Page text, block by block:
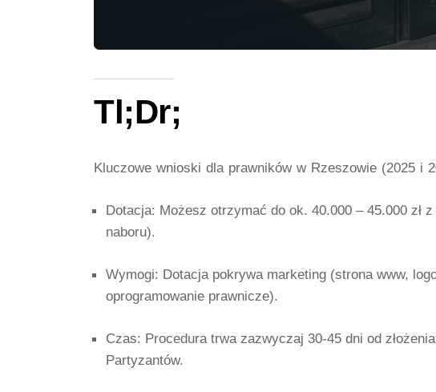
Tl;Dr;
Kluczowe wnioski dla prawników w Rzeszowie (2025 i
Dotacja: Możesz otrzymać do ok. 40.000 – 45.000 zł
naboru).
Wymogi: Dotacja pokrywa marketing (strona www,
oprogramowanie prawnicze).
Czas: Procedura trwa zazwyczaj 30-45 dni od
Partyzantów.